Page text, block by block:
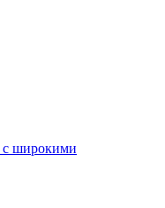
с широкими